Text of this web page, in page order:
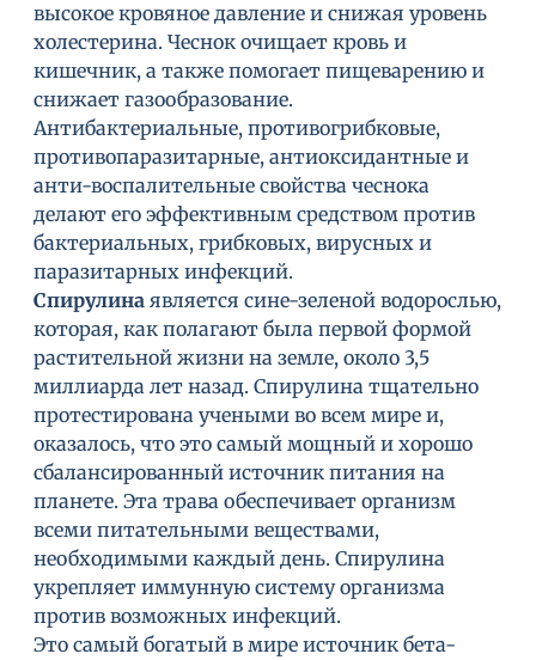
высокое кровяное давление и снижая уровень
холестерина. Чеснок очищает кровь и
кишечник, а также помогает пищеварению и
снижает газообразование.
Антибактериальные, противогрибковые,
противопаразитарные, антиоксидантные и
анти-воспалительные свойства чеснока
делают его эффективным средством против
бактериальных, грибковых, вирусных и
паразитарных инфекций.
Спирулина является сине-зеленой водорослью,
которая, как полагают была первой формой
растительной жизни на земле, около 3,5
миллиарда лет назад. Спирулина тщательно
протестирована учеными во всем мире и,
оказалось, что это самый мощный и хорошо
сбалансированный источник питания на
планете. Эта трава обеспечивает организм
всеми питательными веществами,
необходимыми каждый день. Спирулина
укрепляет иммунную систему организма
против возможных инфекций.
Это самый богатый в мире источник бета-